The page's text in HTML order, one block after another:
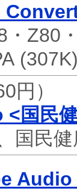
・Z80
(307K)
円）
国民
国民
Audio